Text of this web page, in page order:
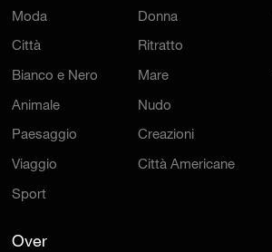
Moda
Città
Bianco e Nero
Animale
Paesaggio
Viaggio
Sport
Donna
Ritratto
Mare
Nudo
Creazioni
Città Americane
Over